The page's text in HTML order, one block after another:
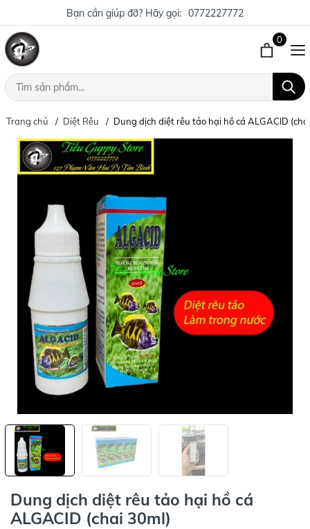
Bạn cần giúp đỡ? Hãy gọi: 0772227772
0
Trang chủ Diệt Rêu Dung dịch diệt rêu tảo hại hồ cá ALGACID
Dung dịch diệt rêu tảo hại hồ cá
ALGACID (chai 30ml)